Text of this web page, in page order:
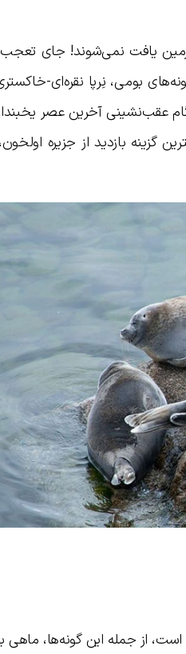
هیچ جای دیگری از زمین یافت نمی‌شوند!
بومی، نِرپا نقره‌ای-خاکستری
عقب‌نشینی آخرین عصر
گزینه بازدید از جزیره
از جمله این گونه‌ها،